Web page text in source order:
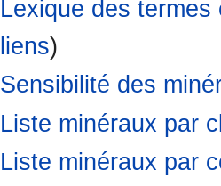
Lexique des
liens)
Sensibilité des
Liste minéraux par
Liste minéraux par